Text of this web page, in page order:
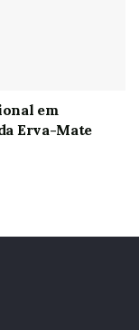
em
Erva-Mate